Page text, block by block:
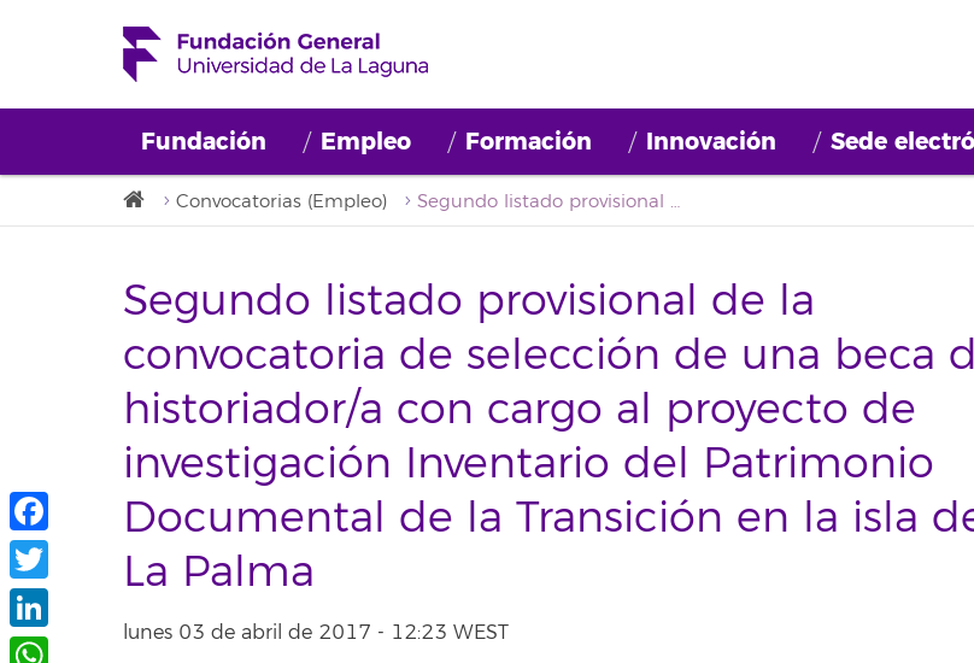
Fundación Empleo Formación Innovación Sede
Convocatorias (Empleo) Segundo listado provisional de la convocatoria de selección de una beca de historiador/a con cargo al proyecto de investigación Inventario del Patrimonio Documental de la Transición en la isla de La Palma
Segundo listado provisional de la
convocatoria de selección de una beca
historiador/a con cargo al proyecto de
investigación Inventario del Patrimonio
Documental de la Transición en la isla
La Palma
lunes 03 de abril de 2017 - 12:23 WEST
Facebook
Twitter
LinkedIn